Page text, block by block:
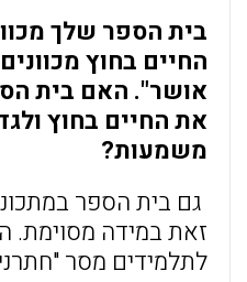
בית הספר שלך
החיים בחוץ
אושר". האם בית
את החיים בחוץ
משמעות?
גם בית הספר
זאת במידה מסוימת.
לתלמידים מסר